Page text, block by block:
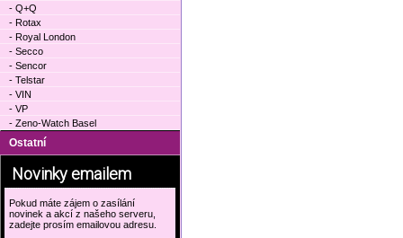
- Q+Q
- Rotax
- Royal London
- Secco
- Sencor
- Telstar
- VIN
- VP
- Zeno-Watch Basel
Ostatní
Novinky emailem
Pokud máte zájem o zasílání
novinek a akcí z našeho serveru,
zadejte prosím emailovou adresu.